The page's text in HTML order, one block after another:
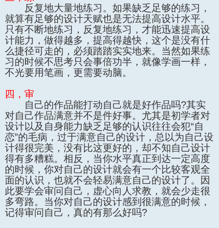
反复地大量地练习。如果缺乏足够的练习，
就算有足够的设计天赋也是无法提高设计水平。
只有不断地练习，反复地练习，才能迅速提高设
计能力，做得越多，提高得越快，这个是没有什
么捷径可走的，必须踏踏实实地来。当然如果练
习的时候不思考只会事倍功半，就像学画一样，
不光要用笔画，更需要动脑。
四，审
自己的作品能打动自己就是好作品吗?其实
对自己作品满意并不是件好事。尤其是初学者对
设计以及自身能力缺乏足够的认识往往会犯“自
恋”的毛病，过于满意自己的设计，总以为自己设
计得很完美，没有比这更好的，却不知自己设计
得有多糟糕。相反，当你水平真正到达一定高度
的时候，你对自己的设计就会有一个比较客观全
面的认识，也就不会轻易满意自己的设计了。因
此要学会审问自己，虚心向人求教，就会少走很
多弯路。当你对自己的设计感到很满意的时候，
记得审问自己，真的有那么好吗?